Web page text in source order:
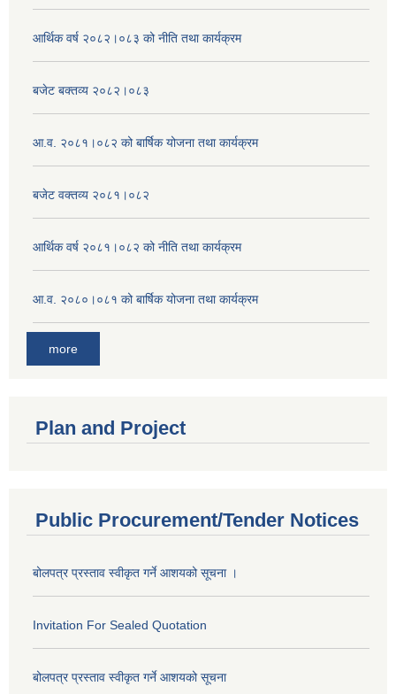
आर्थिक वर्ष २०८२।०८३ को नीति तथा कार्यक्रम
बजेट बक्तव्य २०८२।०८३
आ.व. २०८१।०८२ को बार्षिक योजना तथा कार्यक्रम
बजेट वक्तव्य २०८१।०८२
आर्थिक वर्ष २०८१।०८२ को नीति तथा कार्यक्रम
आ.व. २०८०।०८१ को बार्षिक योजना तथा कार्यक्रम
more
Plan and Project
Public Procurement/Tender Notices
बोलपत्र प्रस्ताव स्वीकृत गर्ने आशयको सूचना ।
Invitation For Sealed Quotation
बोलपत्र प्रस्ताव स्वीकृत गर्ने आशयको सूचना